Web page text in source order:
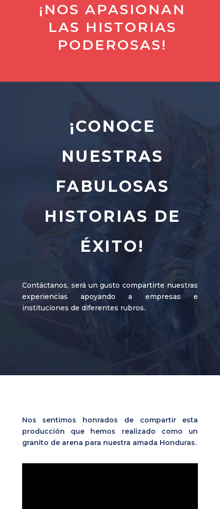
¡NOS APASIONAN
LAS HISTORIAS
PODEROSAS!
¡CONOCE
NUESTRAS
FABULOSAS
HISTORIAS DE
ÉXITO!
Contáctanos, será un gusto compartirte nuestras
experiencias apoyando a empresas e
instituciones de diferentes rubros.
Nos sentimos honrados de compartir esta
producción que hemos realizado como un
granito de arena para nuestra amada Honduras.